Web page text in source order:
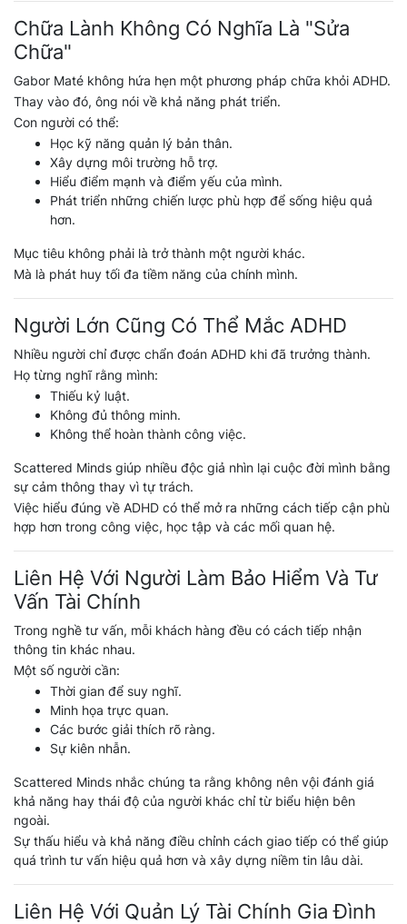
Chữa Lành Không Có Nghĩa Là "Sửa
Chữa"
Gabor Maté không hứa hẹn một phương pháp chữa khỏi ADHD.
Thay vào đó, ông nói về khả năng phát triển.
Con người có thể:
Học kỹ năng quản lý bản thân.
Xây dựng môi trường hỗ trợ.
Hiểu điểm mạnh và điểm yếu của mình.
Phát triển những chiến lược phù hợp để sống hiệu quả
hơn.
Mục tiêu không phải là trở thành một người khác.
Mà là phát huy tối đa tiềm năng của chính mình.
Người Lớn Cũng Có Thể Mắc ADHD
Nhiều người chỉ được chẩn đoán ADHD khi đã trưởng thành.
Họ từng nghĩ rằng mình:
Thiếu kỷ luật.
Không đủ thông minh.
Không thể hoàn thành công việc.
Scattered Minds giúp nhiều độc giả nhìn lại cuộc đời mình bằng
sự cảm thông thay vì tự trách.
Việc hiểu đúng về ADHD có thể mở ra những cách tiếp cận phù
hợp hơn trong công việc, học tập và các mối quan hệ.
Liên Hệ Với Người Làm Bảo Hiểm Và Tư
Vấn Tài Chính
Trong nghề tư vấn, mỗi khách hàng đều có cách tiếp nhận
thông tin khác nhau.
Một số người cần:
Thời gian để suy nghĩ.
Minh họa trực quan.
Các bước giải thích rõ ràng.
Sự kiên nhẫn.
Scattered Minds nhắc chúng ta rằng không nên vội đánh giá
khả năng hay thái độ của người khác chỉ từ biểu hiện bên
ngoài.
Sự thấu hiểu và khả năng điều chỉnh cách giao tiếp có thể giúp
quá trình tư vấn hiệu quả hơn và xây dựng niềm tin lâu dài.
Liên Hệ Với Quản Lý Tài Chính Gia Đình